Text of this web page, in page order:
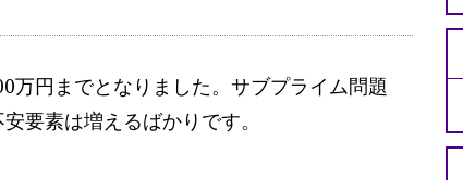
万円までとなりました。サブプライム問題
要素は増えるばかりです。